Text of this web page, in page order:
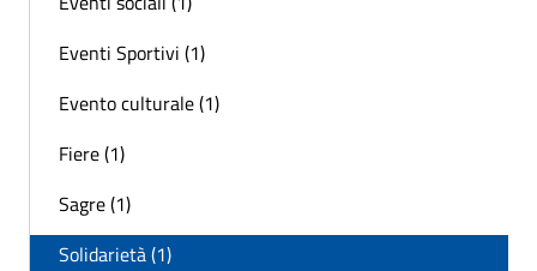
Eventi Sportivi (1)
Evento culturale (1)
Fiere (1)
Sagre (1)
Solidarietà (1)